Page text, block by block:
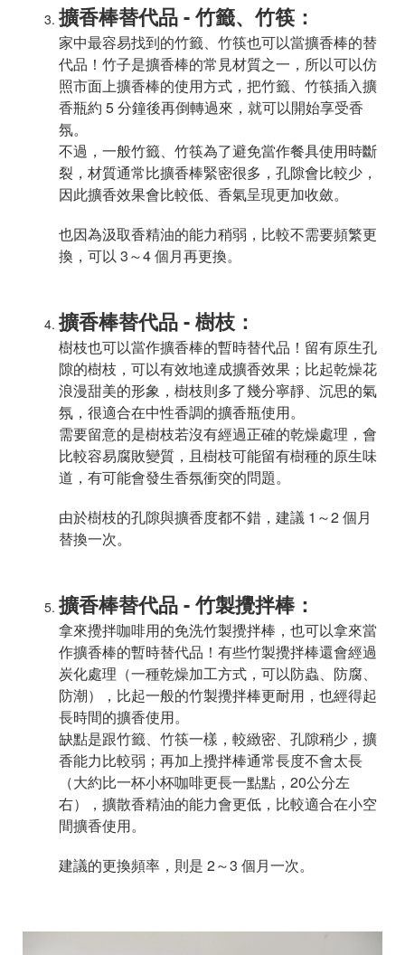
擴香棒替代品 - 竹籤、竹筷：
家中最容易找到的竹籤、竹筷也可以當擴香棒的替
代品！竹子是擴香棒的常見材質之一，所以可以仿
照市面上擴香棒的使用方式，把竹籤、竹筷插入擴
香瓶約 5 分鐘後再倒轉過來，就可以開始享受香
氛。
不過，一般竹籤、竹筷為了避免當作餐具使用時斷
裂，材質通常比擴香棒緊密很多，孔隙會比較少，
因此擴香效果會比較低、香氣呈現更加收斂。
也因為汲取香精油的能力稍弱，比較不需要頻繁更
換，可以 3～4 個月再更換。
擴香棒替代品 - 樹枝：
樹枝也可以當作擴香棒的暫時替代品！留有原生孔
隙的樹枝，可以有效地達成擴香效果；比起乾燥花
浪漫甜美的形象，樹枝則多了幾分寧靜、沉思的氣
氛，很適合在中性香調的擴香瓶使用。
需要留意的是樹枝若沒有經過正確的乾燥處理，會
比較容易腐敗變質，且樹枝可能留有樹種的原生味
道，有可能會發生香氛衝突的問題。
由於樹枝的孔隙與擴香度都不錯，建議 1～2 個月
替換一次。
擴香棒替代品 - 竹製攪拌棒：
拿來攪拌咖啡用的免洗竹製攪拌棒，也可以拿來當
作擴香棒的暫時替代品！有些竹製攪拌棒還會經過
炭化處理（一種乾燥加工方式，可以防蟲、防腐、
防潮），比起一般的竹製攪拌棒更耐用，也經得起
長時間的擴香使用。
缺點是跟竹籤、竹筷一樣，較緻密、孔隙稍少，擴
香能力比較弱；再加上攪拌棒通常長度不會太長
（大約比一杯小杯咖啡更長一點點，20公分左
右），擴散香精油的能力會更低，比較適合在小空
間擴香使用。
建議的更換頻率，則是 2～3 個月一次。